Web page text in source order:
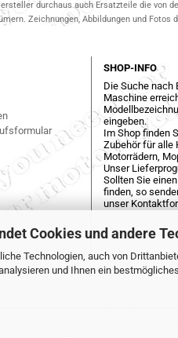
Cookies und andere
Technologien, auch von
und Ihnen ein
durchaus auch Ersatzteile die von
Zeichnungen, Abbildungen und
SHOP-INFO
Die Suche nach
Maschine
eingeben.
Im Shop finden
Zubehör für alle
Motorrädern,
Unser
Sollten Sie
finden, so
unser